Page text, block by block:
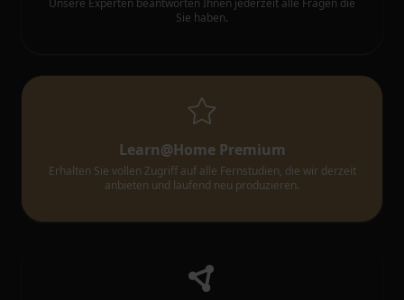
Unsere Experten beantworten Ihnen jederzeit alle Fragen die
Sie haben.
Learn@Home Premium
Erhalten Sie vollen Zugriff auf alle Fernstudien, die wir derzeit
anbieten und laufend neu produzieren.